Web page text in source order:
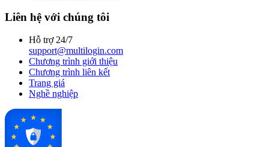
Liên hệ với chúng tôi
Hỗ trợ 24/7
support@multilogin.com
Chương trình giới thiệu
Chương trình liên kết
Trang giá
Nghề nghiệp